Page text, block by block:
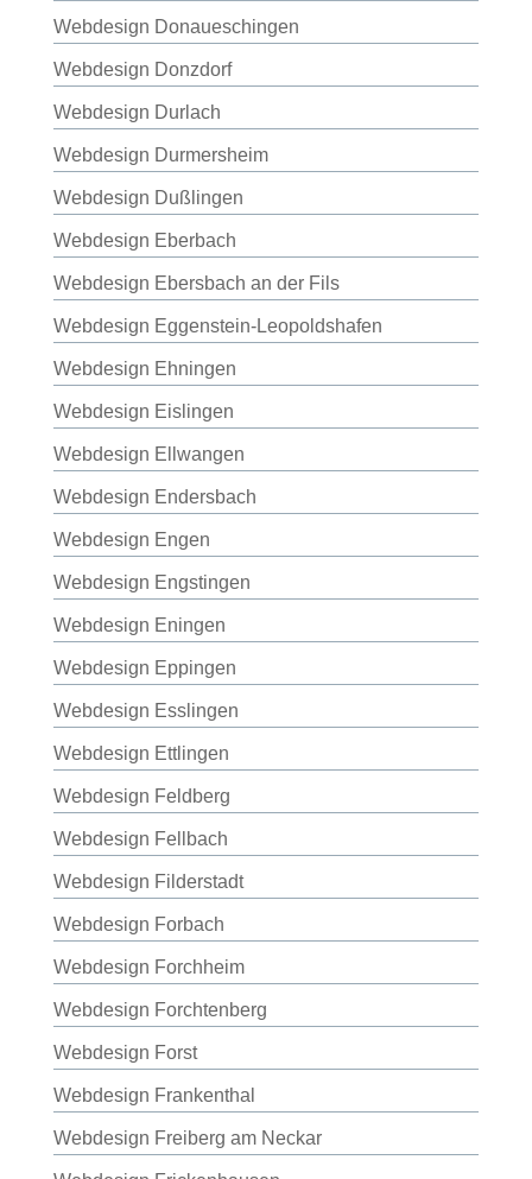
Webdesign Donaueschingen
Webdesign Donzdorf
Webdesign Durlach
Webdesign Durmersheim
Webdesign Dußlingen
Webdesign Eberbach
Webdesign Ebersbach an der Fils
Webdesign Eggenstein-Leopoldshafen
Webdesign Ehningen
Webdesign Eislingen
Webdesign Ellwangen
Webdesign Endersbach
Webdesign Engen
Webdesign Engstingen
Webdesign Eningen
Webdesign Eppingen
Webdesign Esslingen
Webdesign Ettlingen
Webdesign Feldberg
Webdesign Fellbach
Webdesign Filderstadt
Webdesign Forbach
Webdesign Forchheim
Webdesign Forchtenberg
Webdesign Forst
Webdesign Frankenthal
Webdesign Freiberg am Neckar